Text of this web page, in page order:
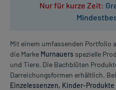
Nur für kurze Zeit:
Mit einem umfassenden Portfolio
die Marke Murnauers spezielle
und Tiere. Die Bachblüten
Darreichungsformen erhältlich.
Einzelessenzen, Kinder-Produkte